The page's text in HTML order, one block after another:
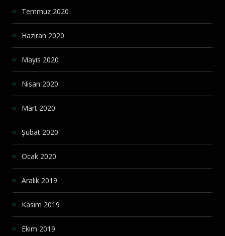
Temmuz 2020
Haziran 2020
Mayıs 2020
Nisan 2020
Mart 2020
Şubat 2020
Ocak 2020
Aralık 2019
Kasım 2019
Ekim 2019